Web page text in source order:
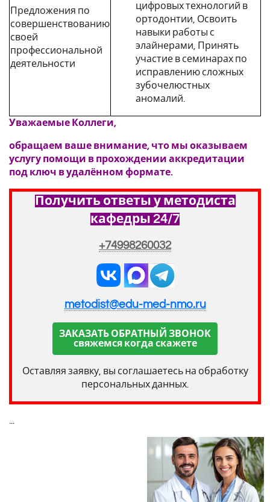
Предложения по
совершенствованию
своей
профессиональной
деятельности
цифровых технологий в
ортодонтии, Освоить
навыки работы с
элайнерами, Принять
участие в семинарах по
исправлению сложных
зубочелюстных
аномалий.
Уважаемые Коллеги,
обращаем ваше внимание, что мы оказываем
услугу помощи в прохождении аккредитации
под ключ в удалённом формате.
Получить ответы у методиста
кафедры 24/7
+74998260032
metodist@edu-med-nmo.ru
ЗАКАЗАТЬ ОБРАТНЫЙ ЗВОНОК
свяжемся когда скажете
Оставляя заявку, вы соглашаетесь на обработку
персональных данных.